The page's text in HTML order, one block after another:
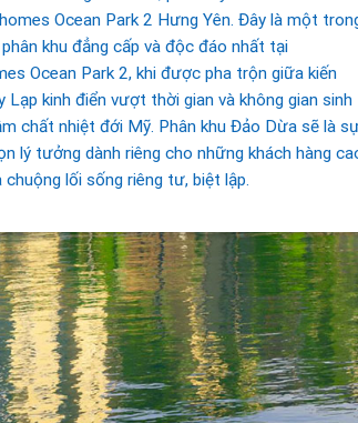
Ocean Park 2 Hưng Yên. Đây là một
khu đẳng cấp và độc đáo nhất tại
Ocean Park 2, khi được pha trộn giữa kiến
Lạp kinh điển vượt thời gian và không gian sinh
chất nhiệt đới Mỹ. Phân khu Đảo Dừa sẽ là
lý tưởng dành riêng cho những khách hàng
chuộng lối sống riêng tư, biệt lập.